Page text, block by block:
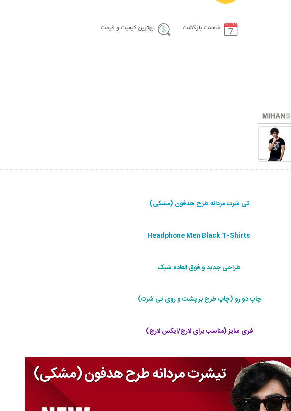
ضمانت بازگشت بهترین کیفیت و قیمت
تی شرت مردانه طرح هدفون (مشکی)
طراحی جديد و فوق العاده شيک
چاپ دو رو (چاپ طرح بر پشت و روی تی شرت)
فری سایز (مناسب برای لارج/ایکس لارج)